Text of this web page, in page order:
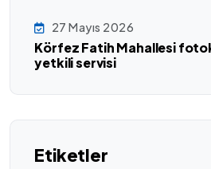
27 Mayıs 2026
Körfez Fatih Mahallesi
yetkili servisi
Etiketler